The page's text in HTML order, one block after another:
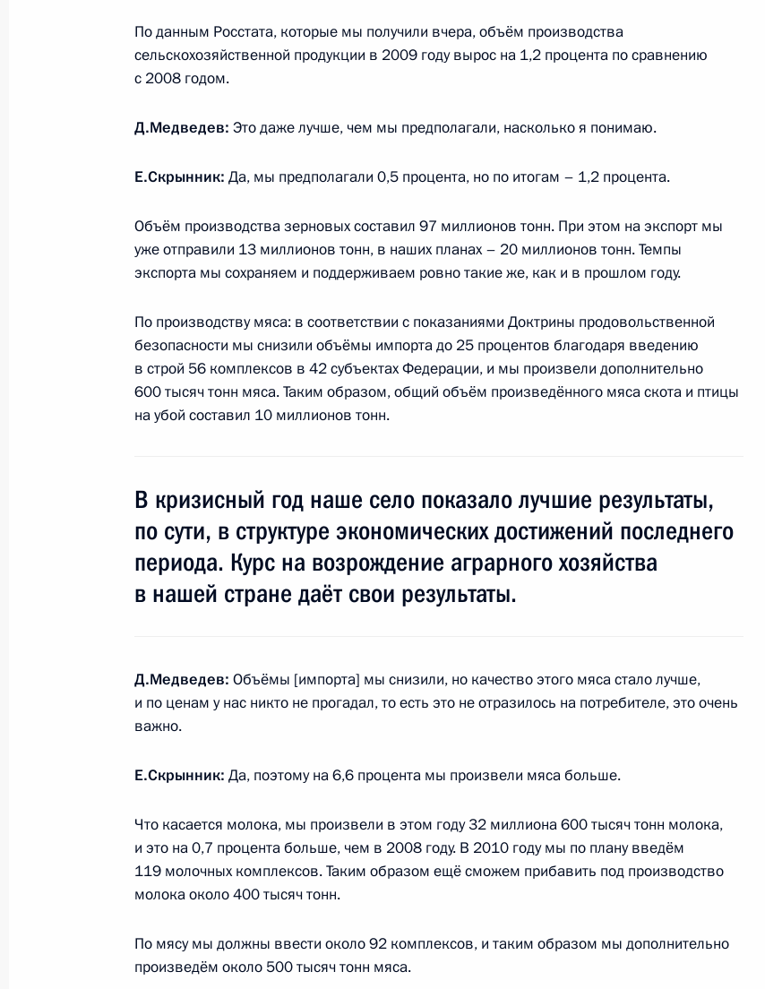
27 января 2010 года, среда
Рабочая встреча с Министром сельского хозяйства Еленой
27 января 2010 года, 20:30 Московская область, Горки
Россия и Беларусь подписали пакет документов по поставкам
нефти
27 января 2010 года, 19:30 Московская область, Горки
26 января 2010 года, вторник
26 января 2010 года, 17:50 Сочи, Красная Поляна
22 января 2010 года, пятница
Стенографический отчёт о заседании Государственного совета
Дмитрий Медведев стал лауреатом премии Фонда единства
21 января 2010 года, 18:00 Москва, храм Христа Спасителя
Конституционного Суда Валерием Зорькиным
21 января 2010 года, 13:15
По данным Росстата, которые мы получили вчера, объём производства
сельскохозяйственной продукции в 2009 году вырос на 1,2 процента по сравнению
с 2008 годом.
Д.Медведев: Это даже лучше, чем мы предполагали, насколько я понимаю.
Е.Скрынник: Да, мы предполагали 0,5 процента, но по итогам – 1,2 процента.
Объём производства зерновых составил 97 миллионов тонн. При этом на экспорт мы
уже отправили 13 миллионов тонн, в наших планах – 20 миллионов тонн. Темпы
экспорта мы сохраняем и поддерживаем ровно такие же, как и в прошлом году.
По производству мяса: в соответствии с показаниями Доктрины продовольственной
безопасности мы снизили объёмы импорта до 25 процентов благодаря введению
в строй 56 комплексов в 42 субъектах Федерации, и мы произвели дополнительно
600 тысяч тонн мяса. Таким образом, общий объём произведённого мяса скота и птицы
на убой составил 10 миллионов тонн.
В кризисный год наше село показало лучшие результаты,
по сути, в структуре экономических достижений последнего
периода. Курс на возрождение аграрного хозяйства
в нашей стране даёт свои результаты.
Д.Медведев: Объёмы [импорта] мы снизили, но качество этого мяса стало лучше,
и по ценам у нас никто не прогадал, то есть это не отразилось на потребителе, это очень
важно.
Е.Скрынник: Да, поэтому на 6,6 процента мы произвели мяса больше.
Что касается молока, мы произвели в этом году 32 миллиона 600 тысяч тонн молока,
и это на 0,7 процента больше, чем в 2008 году. В 2010 году мы по плану введём
119 молочных комплексов. Таким образом ещё сможем прибавить под производство
молока около 400 тысяч тонн.
По мясу мы должны ввести около 92 комплексов, и таким образом мы дополнительно
произведём около 500 тысяч тонн мяса.